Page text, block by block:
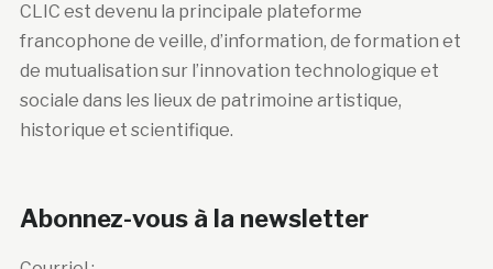
CLIC est devenu la principale plateforme
francophone de veille, d’information, de formation et
de mutualisation sur l’innovation technologique et
sociale dans les lieux de patrimoine artistique,
historique et scientifique.
Abonnez-vous à la newsletter